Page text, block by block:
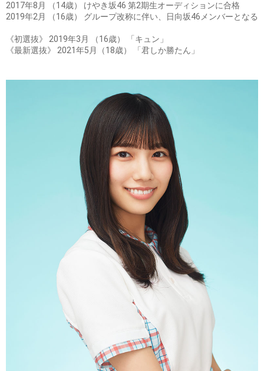
2017年8月 （14歳） けやき坂46 第2期生オーディションに合格
2019年2月 （16歳） グループ改称に伴い、日向坂46メンバーとなる
《初選抜》 2019年3月 （16歳） 「キュン」
《最新選抜》 2021年5月（18歳） 「君しか勝たん」